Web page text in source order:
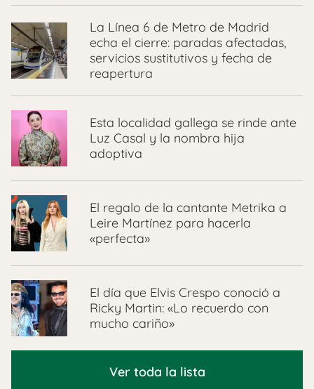
La Línea 6 de Metro de Madrid
echa el cierre: paradas afectadas,
servicios sustitutivos y fecha de
reapertura
Esta localidad gallega se rinde ante
Luz Casal y la nombra hija
adoptiva
El regalo de la cantante Metrika a
Leire Martínez para hacerla
«perfecta»
El día que Elvis Crespo conoció a
Ricky Martin: «Lo recuerdo con
mucho cariño»
Ver toda la lista